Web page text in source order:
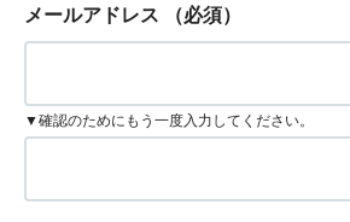
メールアドレス （必須）
▼確認のためにもう一度入力してください。